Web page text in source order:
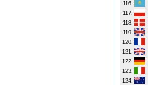
116.
117.
118.
119.
120.
121.
122.
123.
124.